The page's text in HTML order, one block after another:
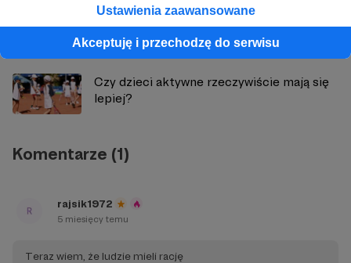
Ustawienia zaawansowane
Akceptuję i przechodzę do serwisu
program stypendialny.
Czy dzieci aktywne rzeczywiście mają się
lepiej?
Komentarze (1)
rajsik1972
5 miesięcy temu
Teraz wiem, że ludzie mieli rację